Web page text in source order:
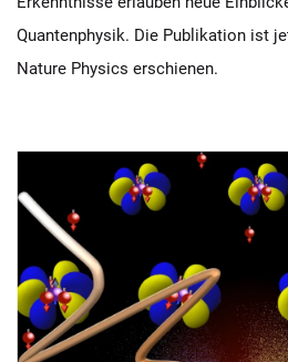
Quantenphysik. Die Publikation ist
Nature Physics erschienen.